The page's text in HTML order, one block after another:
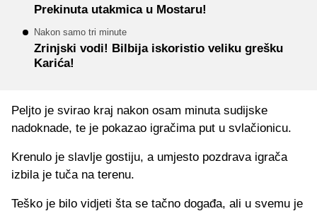
Prekinuta utakmica u Mostaru!
Nakon samo tri minute
Zrinjski vodi! Bilbija iskoristio veliku grešku
Karića!
Peljto je svirao kraj nakon osam minuta sudijske
nadoknade, te je pokazao igračima put u svlačionicu.
Krenulo je slavlje gostiju, a umjesto pozdrava igrača
izbila je tuča na terenu.
Teško je bilo vidjeti šta se tačno događa, ali u svemu je